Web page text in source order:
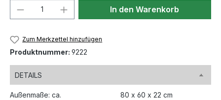
Produkt Anzahl: Gib denIn den Warenkorb
Zum Merkzettel hinzufügen
Produktnummer: 9222
DETAILS
Außenmaße: ca.
80 x 60 x 22 cm